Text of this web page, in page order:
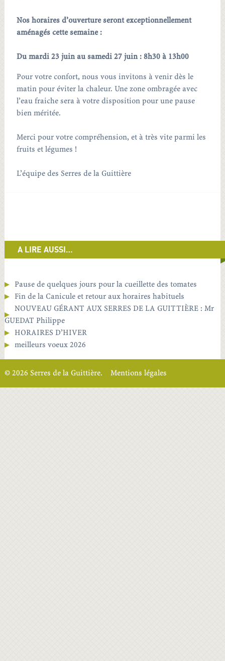
Nos horaires d’ouverture seront exceptionnellement
aménagés cette semaine :
Du mardi 23 juin au samedi 27 juin : 8h30 à 13h00
Pour votre confort, nous vous invitons à venir dès le
matin pour éviter la chaleur. Une zone ombragée avec
l’eau fraiche sera à votre disposition pour une pause
bien méritée.
Merci pour votre compréhension, et à très vite parmi les
fruits et légumes !
L’équipe des Serres de la Guittière
A LIRE AUSSI…
Pause de quelques jours pour la cueillette des tomates
Fin de la Canicule et retour aux horaires habituels
NOUVEAU GÉRANT AUX SERRES DE LA GUITTIÈRE : Mr
GUEDAT Philippe
HORAIRES D’HIVER
meilleurs voeux 2026
© 2026 Serres de la Guittière. Mentions légales